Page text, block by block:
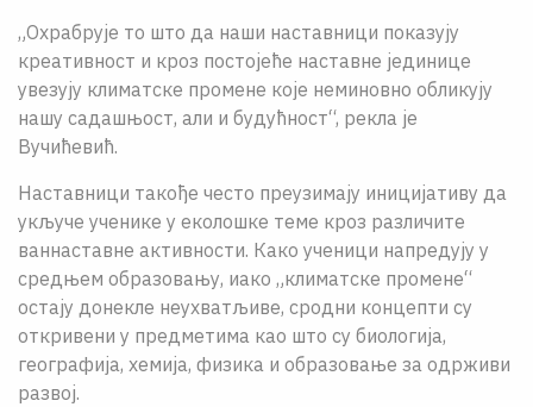
„Охрабрујe то што да наши наставници показују
креативност и кроз постојећe наставне јединице
увезују климатске промене којe неминовно обликују
нашу садашњост, али и будућност“, рекла је
Вучићевић.
Наставници такође често преузимају иницијативу да
укључе ученике у еколошке теме кроз различите
ваннаставне активности. Како ученици напредују у
средњем образовању, иако „климатске промене“
остају донекле неухватљиве, сродни концепти су
откривени у предметима као што су биологија,
географија, хемија, физика и образовање за одрживи
развој.